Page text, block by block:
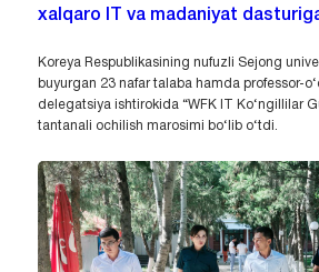
xalqaro IT va madaniyat
Koreya Respublikasining nufuzli Sejong
buyurgan 23 nafar talaba hamda professor-
delegatsiya ishtirokida “WFK IT Ko‘ngillilar
tantanali ochilish marosimi bo‘lib o‘tdi.